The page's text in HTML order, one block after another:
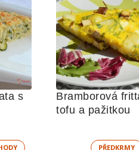
s
Bramborová
tofu a pažitkou
PŘEDKRMY